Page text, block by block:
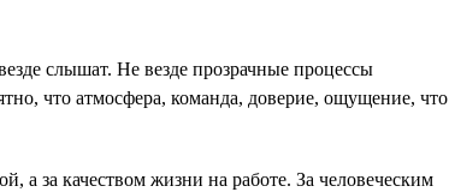
слышат. Не везде прозрачные процессы
что атмосфера, команда, доверие, ощущение, что
а за качеством жизни на работе. За человеческим